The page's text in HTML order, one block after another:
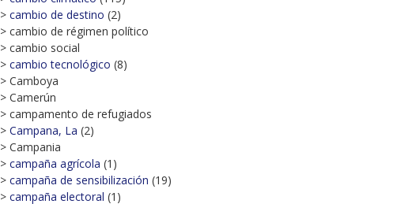
> cambio de destino (2)
> cambio de régimen político
> cambio social
> cambio tecnológico (8)
> Camboya
> Camerún
> campamento de refugiados
> Campana, La (2)
> Campania
> campaña agrícola (1)
> campaña de sensibilización (19)
> campaña electoral (1)